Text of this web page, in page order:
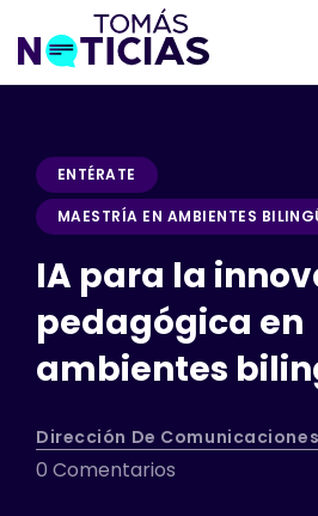
ENTÉRATE
MAESTRÍA EN AMBIENTES
IA para la
pedagógica en
ambientes
Dirección De Comunicaciones
0 Comentarios